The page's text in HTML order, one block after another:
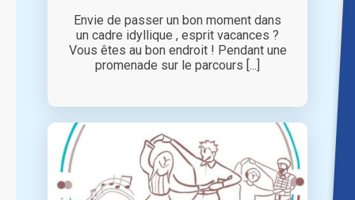
Envie de passer un bon moment dans
un cadre idyllique , esprit vacances ?
Vous êtes au bon endroit ! Pendant une
promenade sur le parcours [...]